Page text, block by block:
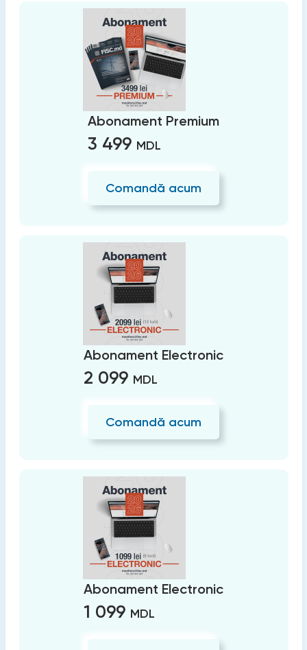
Abonament Premium
3 499 MDL
Comandă acum
Abonament Electronic
2 099 MDL
Comandă acum
Abonament Electronic
1 099 MDL